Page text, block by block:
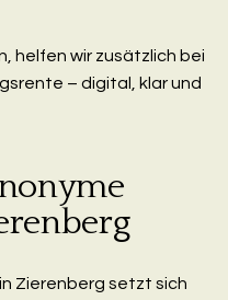
helfen wir zusätzlich bei
– digital, klar und
Zierenberg setzt sich